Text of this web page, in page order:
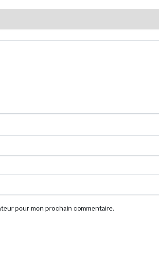
pour mon prochain commentaire.